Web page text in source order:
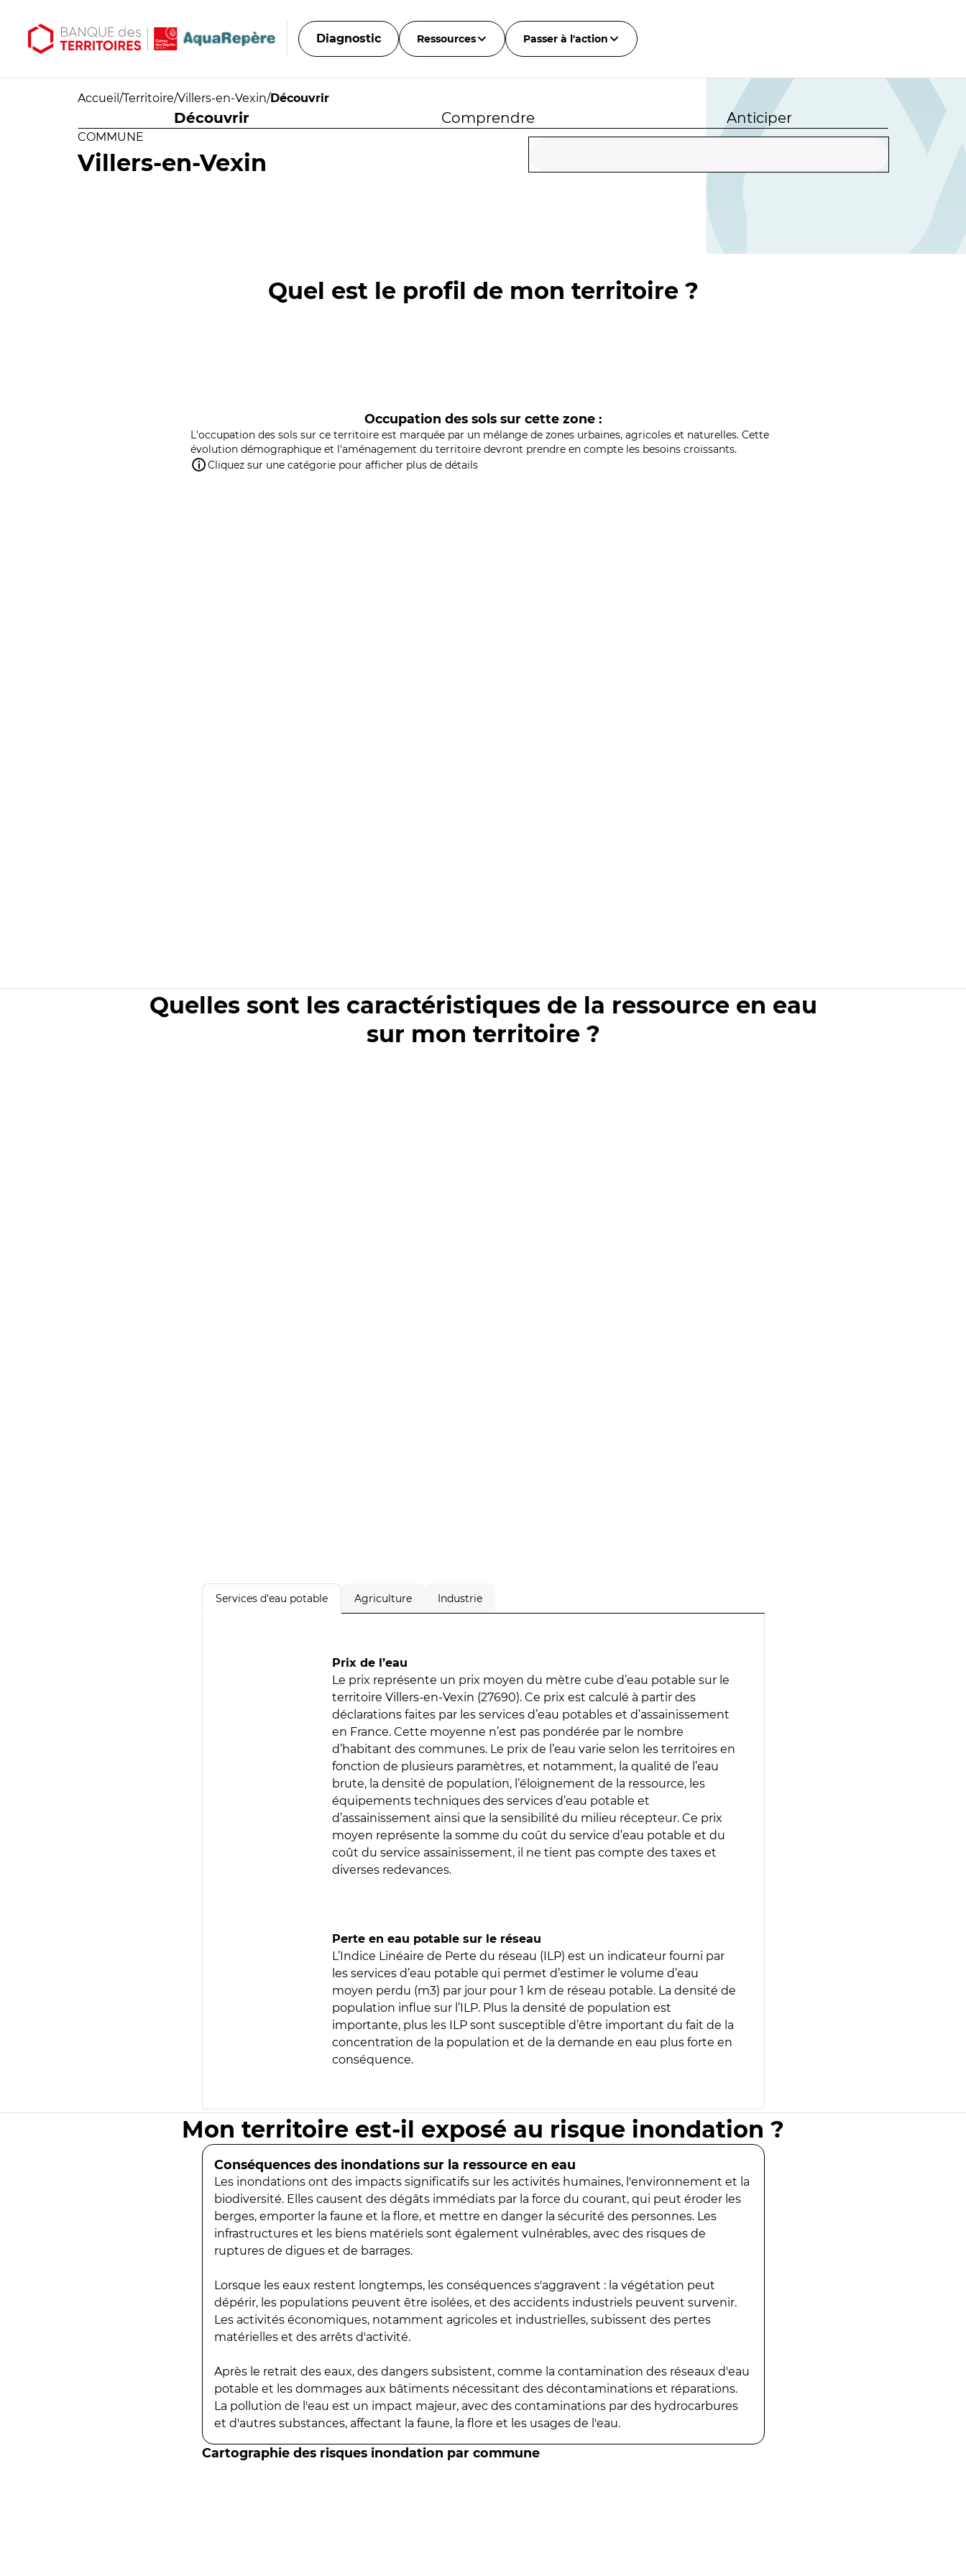
Diagnostic Ressources Passer à l'action
Accueil /Territoire/Villers-en-Vexin/Découvrir
Découvrir Comprendre Anticiper
COMMUNE
Villers-en-Vexin
Quel est le profil de mon territoire ?
Occupation des sols sur cette zone :
L'occupation des sols sur ce territoire est marquée par un mélange de zones urbaines, agricoles et naturelles. Cette
évolution démographique et l'aménagement du territoire devront prendre en compte les besoins croissants.
Cliquez sur une catégorie pour afficher plus de détails
Quelles sont les caractéristiques de la ressource en eau
sur mon territoire ?
Services d'eau potable Agriculture Industrie
Prix de l’eau
Le prix représente un prix moyen du mètre cube d’eau potable sur le
territoire Villers-en-Vexin (27690). Ce prix est calculé à partir des
déclarations faites par les services d’eau potables et d’assainissement
en France. Cette moyenne n’est pas pondérée par le nombre
d’habitant des communes. Le prix de l’eau varie selon les territoires en
fonction de plusieurs paramètres, et notamment, la qualité de l’eau
brute, la densité de population, l’éloignement de la ressource, les
équipements techniques des services d’eau potable et
d’assainissement ainsi que la sensibilité du milieu récepteur. Ce prix
moyen représente la somme du coût du service d’eau potable et du
coût du service assainissement, il ne tient pas compte des taxes et
diverses redevances.
Perte en eau potable sur le réseau
L’Indice Linéaire de Perte du réseau (ILP) est un indicateur fourni par
les services d’eau potable qui permet d’estimer le volume d’eau
moyen perdu (m3) par jour pour 1 km de réseau potable. La densité de
population influe sur l’ILP. Plus la densité de population est
importante, plus les ILP sont susceptible d’être important du fait de la
concentration de la population et de la demande en eau plus forte en
conséquence.
Mon territoire est-il exposé au risque inondation ?
Conséquences des inondations sur la ressource en eau
Les inondations ont des impacts significatifs sur les activités humaines, l'environnement et la
biodiversité. Elles causent des dégâts immédiats par la force du courant, qui peut éroder les
berges, emporter la faune et la flore, et mettre en danger la sécurité des personnes. Les
infrastructures et les biens matériels sont également vulnérables, avec des risques de
ruptures de digues et de barrages.
Lorsque les eaux restent longtemps, les conséquences s'aggravent : la végétation peut
dépérir, les populations peuvent être isolées, et des accidents industriels peuvent survenir.
Les activités économiques, notamment agricoles et industrielles, subissent des pertes
matérielles et des arrêts d'activité.
Après le retrait des eaux, des dangers subsistent, comme la contamination des réseaux d'eau
potable et les dommages aux bâtiments nécessitant des décontaminations et réparations.
La pollution de l'eau est un impact majeur, avec des contaminations par des hydrocarbures
et d'autres substances, affectant la faune, la flore et les usages de l'eau.
Cartographie des risques inondation par commune